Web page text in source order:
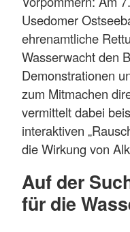
Usedomer
ehrenamtliche
Wasserwacht den
Demonstrationen
zum Mitmachen
vermittelt dabei
interaktiven
die Wirkung von
Auf der
für die